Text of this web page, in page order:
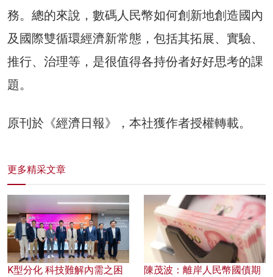
務。總的來說，數碼人民幣如何創新地創造國內
及國際雙循環經濟新常態，包括其拓展、實驗、
推行、治理等，是很值得各持份者好好思考的課
題。
原刊於《經濟日報》，本社獲作者授權轉載。
更多精采文章
K型分化 科技難解內需之困
陳茂波：離岸人民幣國債期